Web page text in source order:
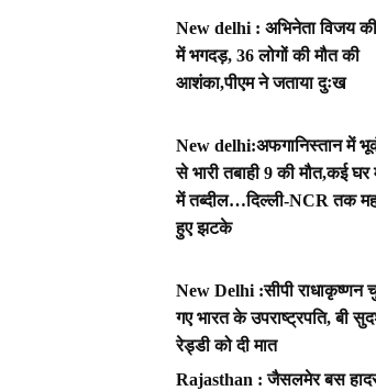
New delhi : अभिनेता विजय
में भगदड़, 36 लोगों की मौत की
आशंका,पीएम ने जताया दुःख
New delhi:अफगानिस्तान में
से भारी तबाही 9 की मौत,कई
में तब्दील…दिल्ली-NCR तक
हुए झटके
New Delhi :सीपी राधाकृष्णन
गए भारत के उपराष्ट्रपति, बी
रेड्डी को दी मात
Rajasthan : जैसलमेर बस